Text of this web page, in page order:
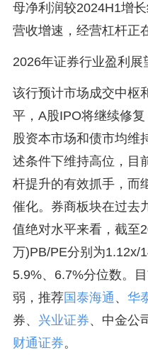
母净利润较2024H1增
营收增速，经营杠杆正
2026年证券行业盈利展
该行预计市场成交中枢
平，A股IPO将继续修
股资本市场和债市均维
述条件下维持高位，目
杆提升的有效抓手，而
催化。券商板块在过去
值绝对水平来看，截至
万)PB/PE分别为1.12x/
5.9%、6.7%分位数。
弱，推荐国泰海通 、 华
券、 兴业证券、中金公
财通证券。